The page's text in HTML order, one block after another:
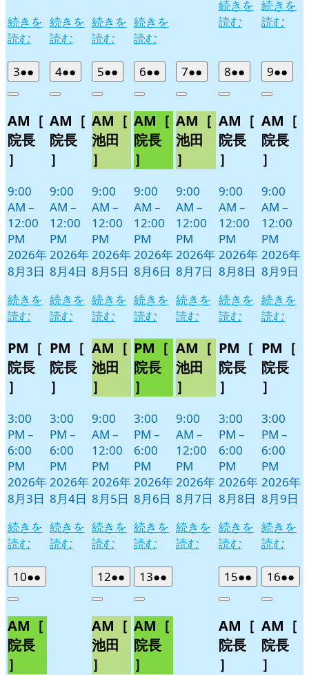
続きを
読む
続きを
読む
続きを
読む
続きを
読む
続きを
読む
続きを
読む
32026
年
月
3
日
●●
件
イ
ベ
Close
AM［
院長
］
9:00
AM –
12:00
PM
2026年
8月3日
続きを
読む
PM［
院長
］
3:00
PM –
6:00
PM
2026年
8月3日
続きを
読む
42026
年
月
4
日
●●
件
イ
ベ
Close
AM［
院長
］
9:00
AM –
12:00
PM
2026年
8月4日
続きを
読む
PM［
院長
］
3:00
PM –
6:00
PM
2026年
8月4日
続きを
読む
52026
年
月
5
日
●●
件
イ
ベ
ト)
Close
AM［
池田
］
9:00
AM –
12:00
PM
2026年
8月5日
続きを
読む
AM［
池田
］
9:00
AM –
12:00
PM
2026年
8月5日
続きを
読む
62026
年
月
6
日
●●
件
イ
ベ
ト)
Close
AM［
院長
］
9:00
AM –
12:00
PM
2026年
8月6日
続きを
読む
PM［
院長
］
3:00
PM –
6:00
PM
2026年
8月6日
続きを
読む
72026
年
月
7
日
●●
件
イ
ベ
ト)
Close
AM［
池田
］
9:00
AM –
12:00
PM
2026年
8月7日
続きを
読む
AM［
池田
］
9:00
AM –
12:00
PM
2026年
8月7日
続きを
読む
82026
年
月
8
日
●●
件
イ
ベ
Close
AM［
院長
］
9:00
AM –
12:00
PM
2026年
8月8日
続きを
読む
PM［
院長
］
3:00
PM –
6:00
PM
2026年
8月8日
続きを
読む
92026
年
月
9
日
●●
件
イ
ベ
Close
AM［
院長
］
9:00
AM –
12:00
PM
2026年
8月9日
続きを
読む
PM［
院長
］
3:00
PM –
6:00
PM
2026年
8月9日
続きを
読む
102026
年
月
10
日
●●
件
イ
Close
AM［
院長
］
122026
年
月
12
日
●●
件
イ
ベ
Close
AM［
池田
］
132026
年
月
13
日
●●
件
イ
Close
AM［
院長
］
152026
年
月
15
日
●●
件
イ
ベ
Close
AM［
院長
］
162026
年
月
16
日
●●
件
イ
Close
AM［
院長
］